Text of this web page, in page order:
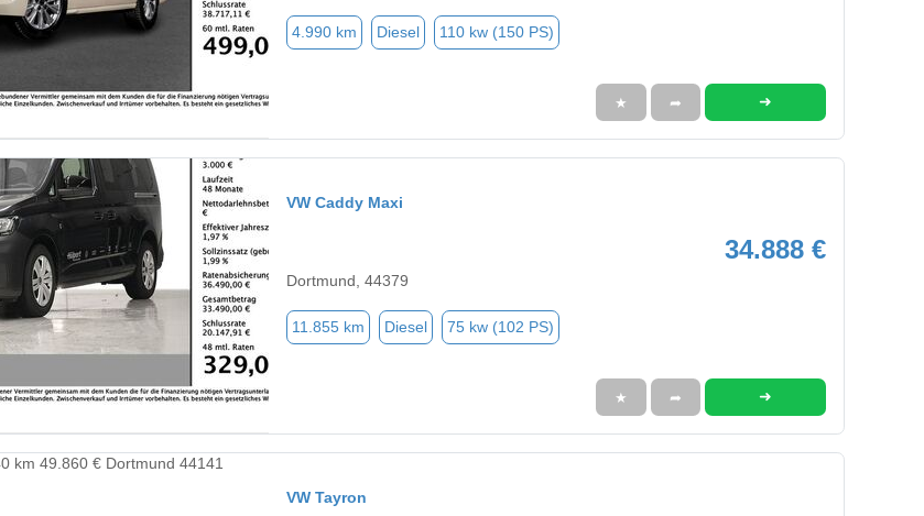
4.990 km Diesel 110 kw (150 PS)
★ ➦ ➜
VW Caddy Maxi
34.888 €
Dortmund, 44379
11.855 km Diesel 75 kw (102 PS)
★ ➦ ➜
VW Tayron